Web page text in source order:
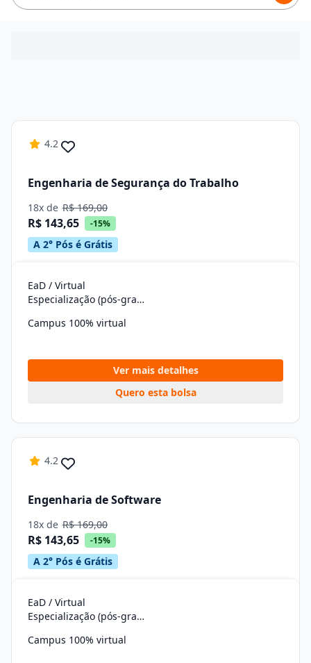
4.2
Engenharia de Segurança do Trabalho
18x de R$ 169,00
R$ 143,65 -15%
A 2° Pós é Grátis
EaD / Virtual
Especialização (pós-graduação)
Campus 100% virtual
Ver mais detalhes
Quero esta bolsa
4.2
Engenharia de Software
18x de R$ 169,00
R$ 143,65 -15%
A 2° Pós é Grátis
EaD / Virtual
Especialização (pós-graduação)
Campus 100% virtual